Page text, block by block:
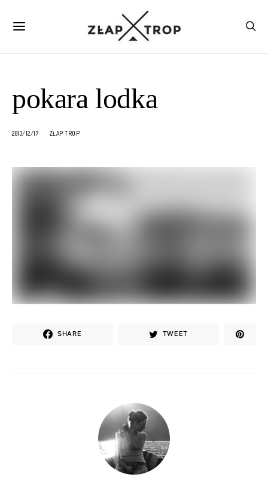
pokara lodka
2013/12/17 ZŁAP TROP
SHARE TWEET